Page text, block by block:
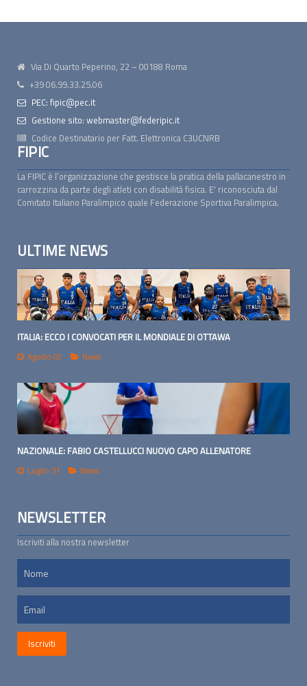
Via Di Quarto Peperino, 22 – 00188 Roma
+39 06.99.33.25.06
PEC: fipic@pec.it
Gestione sito: webmaster@federipic.it
Codice Destinatario per Fatt. Elettronica C3UCNRB
FIPIC
La FIPIC è l’organizzazione che gestisce la pratica della pallacanestro in
carrozzina da parte degli atleti con disabilità fisica. E' riconosciuta dal
Comitato Italiano Paralimpico quale Federazione Sportiva Paralimpica.
ULTIME NEWS
ITALIA: ECCO I CONVOCATI PER IL MONDIALE DI OTTAWA
Agosto 02 News
NAZIONALE: FABIO CASTELLUCCI NUOVO CAPO ALLENATORE
Luglio 31 News
NEWSLETTER
Iscriviti alla nostra newsletter